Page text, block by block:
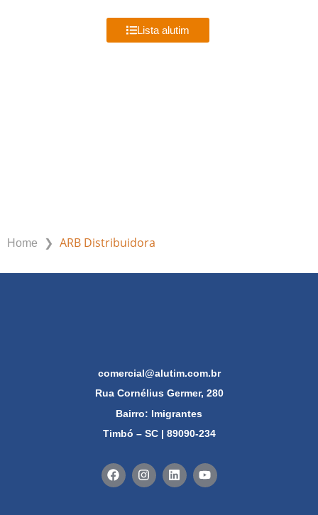
Lista alutim
Home ❯ ARB Distribuidora
comercial@alutim.com.br
Rua Cornélius Germer, 280
Bairro: Imigrantes
Timbó – SC | 89090-234